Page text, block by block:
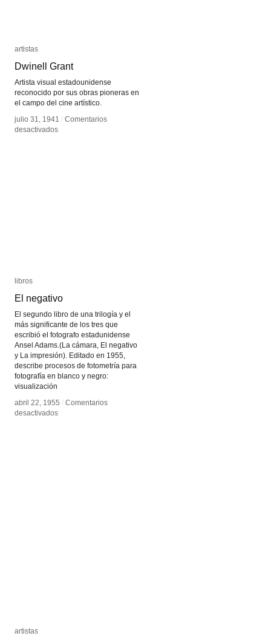
artistas
Dwinell Grant
Artista visual estadounidense
reconocido por sus obras pioneras en
el campo del cine artístico.
julio 31, 1941 / Comentarios
desactivadosen
artistas
Dwinell Grant
julio 31, 1941 / Comentarios
desactivadosen
libros
El negativo
El segundo libro de una trilogía y el
más significante de los tres que
escribió el fotografo estadunidense
Ansel Adams.(La cámara, El negativo
y La impresión). Editado en 1955,
describe procesos de fotometría para
fotografía en blanco y negro:
visualización
abril 22, 1955 / Comentarios
desactivadosen
libros
El negativo
abril 22, 1955 / Comentarios
desactivadosen
artistas
artistas